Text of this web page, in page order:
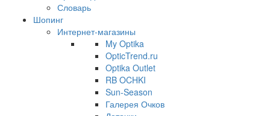
Словарь
Шопинг
Интернет-магазины
My Optika
OpticTrend.ru
Optika Outlet
RB OCHKI
Sun-Season
Галерея Очков